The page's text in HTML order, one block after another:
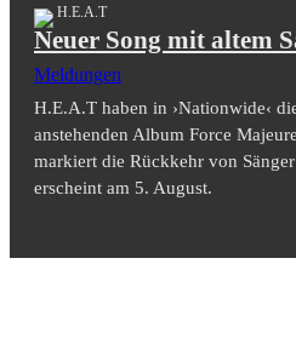
H.E.A.T
Neuer Song mit altem
Meldungen
H.E.A.T haben in ›Nationwide‹
anstehenden Album Force
markiert die Rückkehr von
erscheint am 5. August.